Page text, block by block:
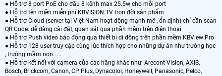
● Hỗ trợ 8 port PoE cho đầu 8 kênh max 25.5w cho mỗi port
● Hỗ trợ tên miền miễn phí KBVISION.TV trọn đời sản phẩm
● Hỗ trợ Cloud (server tại Việt Nam hoạt động mạnh mẽ , ổn định) chỉ cần scan
QR Code: dễ dàng cài đặt, quan sát qua phần mềm trên điện thoại
● Hỗ trợ Push video báo động qua thiết bị di động trên phần mềm KBView Pro
● Hỗ trợ 128 user truy cập cùng lúc thích hợp cho những dự án như trường học
, trường mầm non …..
● Hỗ trợ kết nối với camera của các hãng khác như: Arecont Vision, AXIS,
Bosch, Brickcom, Canon, CP Plus, Dynacolor, Honeywell, Panasonic, Pelco,